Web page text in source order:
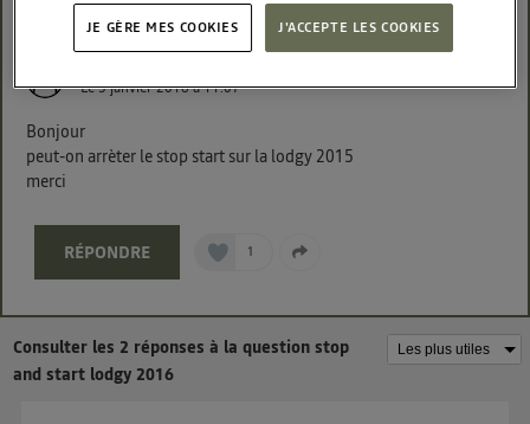
stop and start lodgy 2016
Le5 janvier 2016à11:07
Bonjour
peut-on arrèter le stop start sur la lodgy 2015
merci
RÉPONDRE 1
Consulter les 2 réponses à la question stop
and start lodgy 2016
cette notice de consentement) et liées à votre
télécom participant
La technologie Utiq a été conçue pour la protection
de vos données personnelles en vous offrant choix et
Elle utilise un identifiant créé par votre opérateur
télécom basé sur votre adresse IP et une référence
L'identifiant est associé à votre connexion internet.
Ainsi, toutes les personnes utilisant la même
JE GÈRE MES COOKIES J'ACCEPTE LES COOKIES